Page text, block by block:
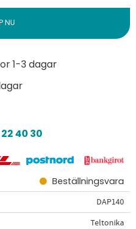
1-3 dagar
40 30
Beställningsvara
DAP140
Teltonika